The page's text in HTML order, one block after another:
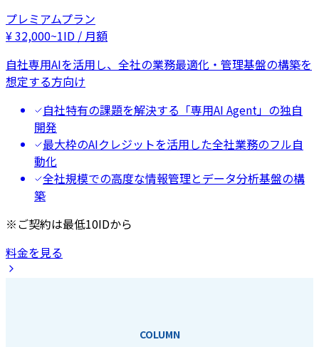
プレミアムプラン
¥32,000~1ID / 月額
自社専用AIを活用し、全社の業務最適化・管理基盤の構築を
想定する方向け
自社特有の課題を解決する「専用AI Agent」の独自
開発
最大枠のAIクレジットを活用した全社業務のフル自
動化
全社規模での高度な情報管理とデータ分析基盤の構
築
※ご契約は最低10IDから
料金を見る
COLUMN